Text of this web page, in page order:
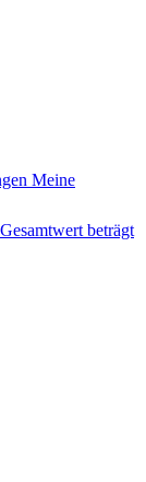
Meine
beträgt